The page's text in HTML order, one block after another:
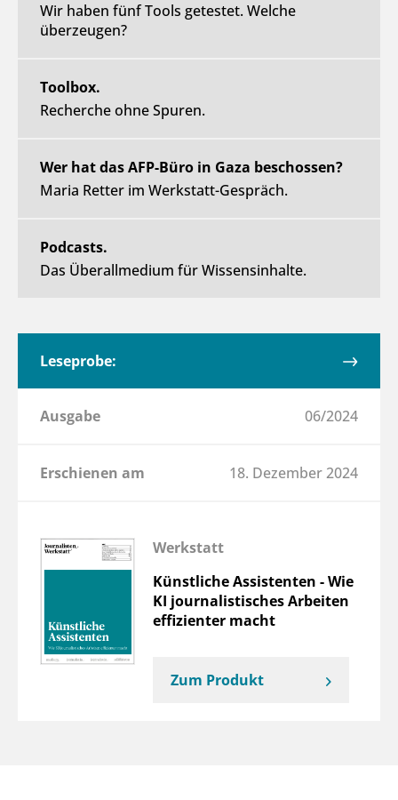
Wir haben fünf Tools getestet. Welche
überzeugen?
Toolbox.
Recherche ohne Spuren.
Wer hat das AFP-Büro in Gaza beschossen?
Maria Retter im Werkstatt-Gespräch.
Podcasts.
Das Überallmedium für Wissensinhalte.
Leseprobe:
Ausgabe 06/2024
Erschienen am 18. Dezember 2024
Werkstatt
Künstliche Assistenten - Wie
KI journalistisches Arbeiten
effizienter macht
Zum Produkt